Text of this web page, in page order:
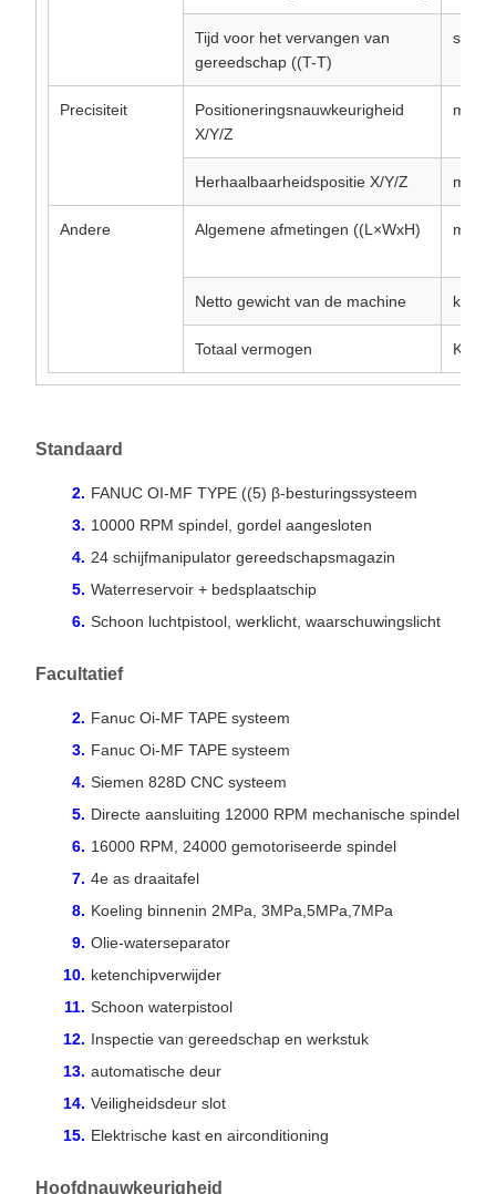
Tijd voor het vervangen van
gereedschap ((T-T)
sec.
Precisiteit
Positioneringsnauwkeurigheid
X/Y/Z
mm
Herhaalbaarheidspositie X/Y/Z mm
Andere Algemene afmetingen ((L×WxH) mm
Netto gewicht van de machine kg
Totaal vermogen KVA
Standaard
FANUC OI-MF TYPE ((5) β-besturingssysteem
10000 RPM spindel, gordel aangesloten
24 schijfmanipulator gereedschapsmagazin
Waterreservoir + bedsplaatschip
Schoon luchtpistool, werklicht, waarschuwingslicht
Facultatief
Fanuc Oi-MF TAPE systeem
Fanuc Oi-MF TAPE systeem
Siemen 828D CNC systeem
Directe aansluiting 12000 RPM mechanische spindel
16000 RPM, 24000 gemotoriseerde spindel
4e as draaitafel
Koeling binnenin 2MPa, 3MPa,5MPa,7MPa
Olie-waterseparator
ketenchipverwijder
Schoon waterpistool
Inspectie van gereedschap en werkstuk
automatische deur
Veiligheidsdeur slot
Elektrische kast en airconditioning
Hoofdnauwkeurigheid